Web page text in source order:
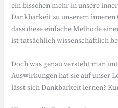
ein bisschen mehr in unsere
Dankbarkeit zu unserem
dass diese einfache Methode
ist tatsächlich wissenschaftlich
Doch was genau versteht man
Auswirkungen hat sie auf unser
lässt sich Dankbarkeit lernen?